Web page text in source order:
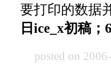
要打印的数据
日ice_x初稿
posted on